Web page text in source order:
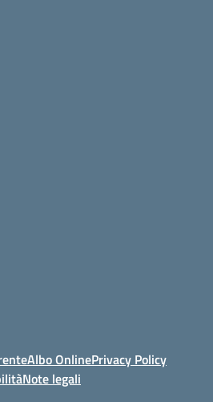
Albo OnlinePrivacy Policy
Note legali